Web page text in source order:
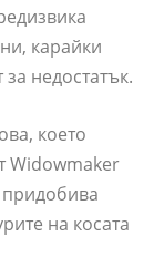
карайки
недостатък.
което
Widowmaker
на косата